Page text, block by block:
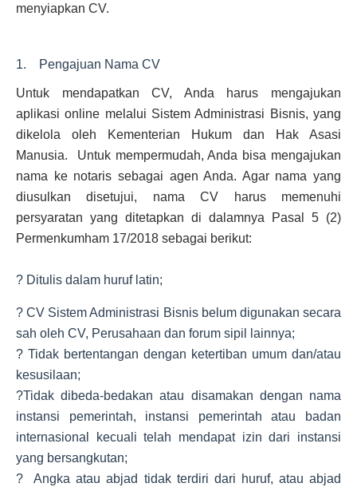
menyiapkan CV.
1. Pengajuan Nama CV
Untuk mendapatkan CV, Anda harus mengajukan
aplikasi online melalui Sistem Administrasi Bisnis, yang
dikelola oleh Kementerian Hukum dan Hak Asasi
Manusia. Untuk mempermudah, Anda bisa mengajukan
nama ke notaris sebagai agen Anda. Agar nama yang
diusulkan disetujui, nama CV harus memenuhi
persyaratan yang ditetapkan di dalamnya Pasal 5 (2)
Permenkumham 17/2018 sebagai berikut:
? Ditulis dalam huruf latin;
? CV Sistem Administrasi Bisnis belum digunakan secara
sah oleh CV, Perusahaan dan forum sipil lainnya;
? Tidak bertentangan dengan ketertiban umum dan/atau
kesusilaan;
?Tidak dibeda-bedakan atau disamakan dengan nama
instansi pemerintah, instansi pemerintah atau badan
internasional kecuali telah mendapat izin dari instansi
yang bersangkutan;
? Angka atau abjad tidak terdiri dari huruf, atau abjad